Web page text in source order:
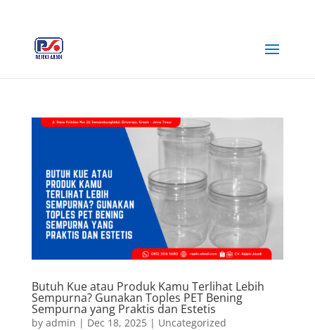
Butuh Kue atau Produk Kamu Terlihat Lebih
Sempurna? Gunakan Toples PET Bening
Sempurna yang Praktis dan Estetis
by admin | Dec 18, 2025| Uncategorized